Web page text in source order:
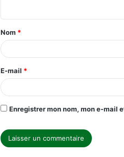
t
a
e
*
Nom *
E-mail *
Enregistrer mon nom, mon e-mail